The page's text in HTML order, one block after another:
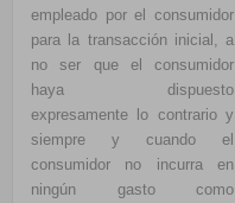
empleado por el consumidor
para la transacción inicial, a
no ser que el consumidor
haya dispuesto
expresamente lo contrario y
siempre y cuando el
consumidor no incurra en
ningún gasto como